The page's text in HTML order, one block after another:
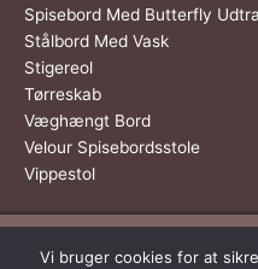
Spisebord Med Butterfly
Stålbord Med Vask
Stigereol
Tørreskab
Væghængt Bord
Velour Spisebordsstole
Vippestol
Dette medie ejes og drives af
Vi bruger cookies for at